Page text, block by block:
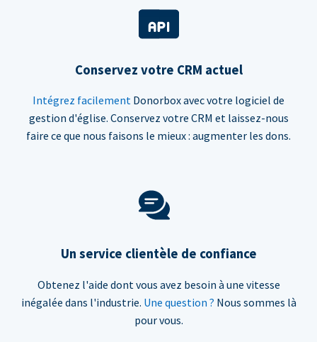
Conservez votre CRM actuel
Intégrez facilement Donorbox avec votre logiciel de
gestion d'église. Conservez votre CRM et laissez-nous
faire ce que nous faisons le mieux : augmenter les dons.
Un service clientèle de confiance
Obtenez l'aide dont vous avez besoin à une vitesse
inégalée dans l'industrie. Une question ? Nous sommes là
pour vous.